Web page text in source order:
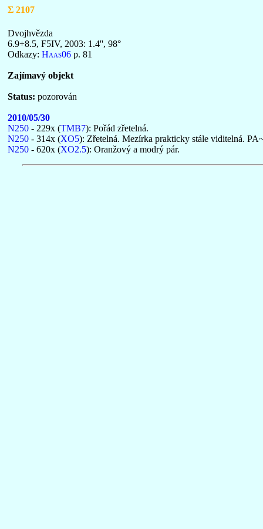
Σ 2107
Dvojhvězda
6.9+8.5, F5IV, 2003: 1.4'', 98°
Odkazy: Haas06 p. 81
Zajímavý objekt
Status: pozorován
2010/05/30
N250 - 229x (TMB7): Pořád zřetelná.
N250 - 314x (XO5): Zřetelná. Mezírka prakticky stále viditelná.
N250 - 620x (XO2.5): Oranžový a modrý pár.